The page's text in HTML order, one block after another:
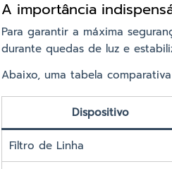
A importância
Para garantir a máxima
durante quedas de luz e
Abaixo, uma tabela
Dispositivo
Filtro de Linha